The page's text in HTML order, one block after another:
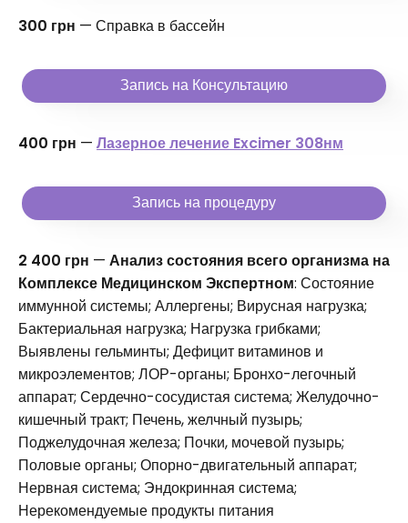
300 грн — Справка в бассейн
Запись на Консультацию
400 грн — Лазерное лечение Excimer 308нм
Запись на процедуру
2 400 грн — Анализ состояния всего организма на
Комплексе Медицинском Экспертном: Состояние
иммунной системы; Аллергены; Вирусная нагрузка;
Бактериальная нагрузка; Нагрузка грибками;
Выявлены гельминты; Дефицит витаминов и
микроэлементов; ЛОР-органы; Бронхо-легочный
аппарат; Сердечно-сосудистая система; Желудочно-
кишечный тракт; Печень, желчный пузырь;
Поджелудочная железа; Почки, мочевой пузырь;
Половые органы; Опорно-двигательный аппарат;
Нервная система; Эндокринная система;
Нерекомендуемые продукты питания